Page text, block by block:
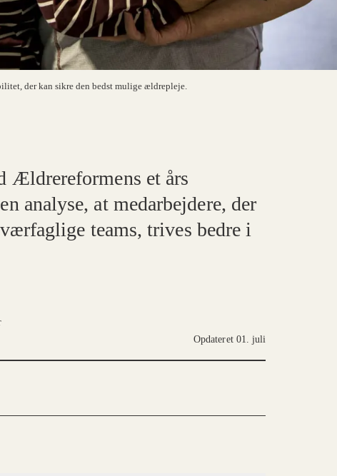
der kan sikre den bedst mulige ældrepleje.
Ældrereformens et års
analyse, at medarbejdere, der
teams, trives bedre i
Opdateret 01. juli